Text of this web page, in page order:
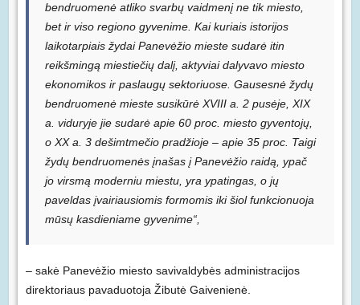
bendruomenė atliko svarbų vaidmenį ne tik miesto,
bet ir viso regiono gyvenime. Kai kuriais istorijos
laikotarpiais žydai Panevėžio mieste sudarė itin
reikšmingą miestiečių dalį, aktyviai dalyvavo miesto
ekonomikos ir paslaugų sektoriuose. Gausesnė žydų
bendruomenė mieste susikūrė XVIII a. 2 pusėje, XIX
a. viduryje jie sudarė apie 60 proc. miesto gyventojų,
o XX a. 3 dešimtmečio pradžioje – apie 35 proc. Taigi
žydų bendruomenės įnašas į Panevėžio raidą, ypač
jo virsmą moderniu miestu, yra ypatingas, o jų
paveldas įvairiausiomis formomis iki šiol funkcionuoja
mūsų kasdieniame gyvenime“,
– sakė Panevėžio miesto savivaldybės administracijos
direktoriaus pavaduotoja Žibutė Gaivenienė.